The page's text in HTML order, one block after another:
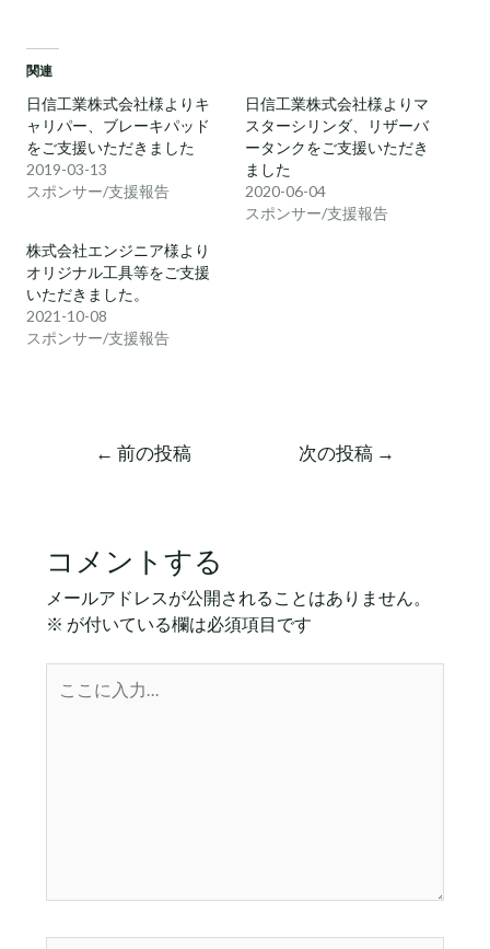
関連
日信工業株式会社様よりキ
ャリパー、ブレーキパッド
をご支援いただきました
2019-03-13
スポンサー/支援報告
日信工業株式会社様よりマ
スターシリンダ、リザーバ
ータンクをご支援いただき
ました
2020-06-04
スポンサー/支援報告
株式会社エンジニア様より
オリジナル工具等をご支援
いただきました。
2021-10-08
スポンサー/支援報告
← 前の投稿 次の投稿 →
コメントする
メールアドレスが公開されることはありません。
※ が付いている欄は必須項目です
こ